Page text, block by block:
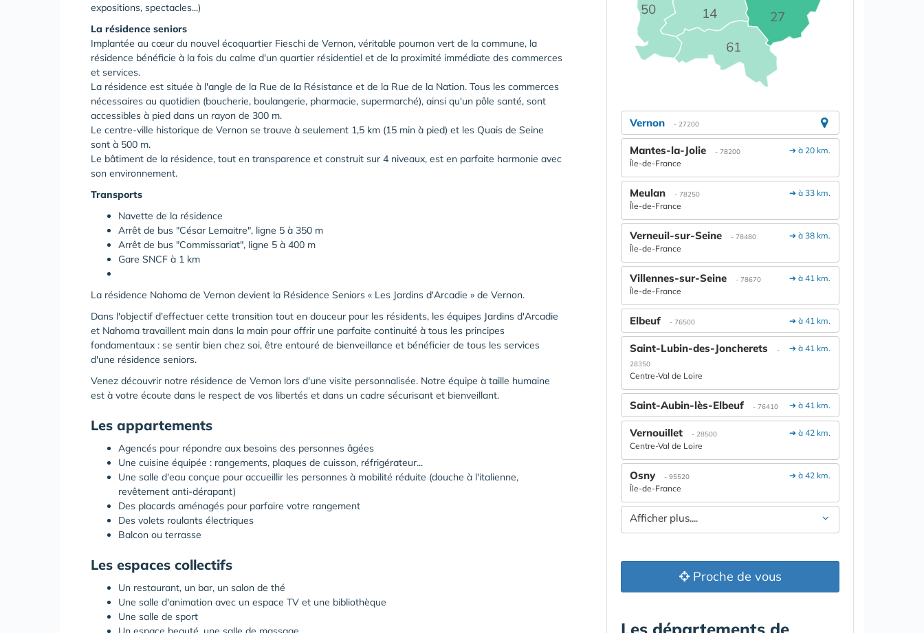
expositions, spectacles...)
La résidence seniors
Implantée au cœur du nouvel écoquartier Fieschi de Vernon, véritable poumon vert de la commune, la
résidence bénéficie à la fois du calme d'un quartier résidentiel et de la proximité immédiate des commerces
et services.
La résidence est située à l'angle de la Rue de la Résistance et de la Rue de la Nation. Tous les commerces
nécessaires au quotidien (boucherie, boulangerie, pharmacie, supermarché), ainsi qu'un pôle santé, sont
accessibles à pied dans un rayon de 300 m.
Le centre-ville historique de Vernon se trouve à seulement 1,5 km (15 min à pied) et les Quais de Seine
sont à 500 m.
Le bâtiment de la résidence, tout en transparence et construit sur 4 niveaux, est en parfaite harmonie avec
son environnement.
Transports
Navette de la résidence
Arrêt de bus "César Lemaitre", ligne 5 à 350 m
Arrêt de bus "Commissariat", ligne 5 à 400 m
Gare SNCF à 1 km
La résidence Nahoma de Vernon devient la Résidence Seniors « Les Jardins d'Arcadie » de Vernon.
Dans l'objectif d'effectuer cette transition tout en douceur pour les résidents, les équipes Jardins d'Arcadie
et Nahoma travaillent main dans la main pour offrir une parfaite continuité à tous les principes
fondamentaux : se sentir bien chez soi, être entouré de bienveillance et bénéficier de tous les services
d'une résidence seniors.
Venez découvrir notre résidence de Vernon lors d'une visite personnalisée. Notre équipe à taille humaine
est à votre écoute dans le respect de vos libertés et dans un cadre sécurisant et bienveillant.
Les appartements
Agencés pour répondre aux besoins des personnes âgées
Une cuisine équipée : rangements, plaques de cuisson, réfrigérateur...
Une salle d'eau conçue pour accueillir les personnes à mobilité réduite (douche à l'italienne,
revêtement anti-dérapant)
Des placards aménagés pour parfaire votre rangement
Des volets roulants électriques
Balcon ou terrasse
Les espaces collectifs
Un restaurant, un bar, un salon de thé
Une salle d'animation avec un espace TV et une bibliothèque
Une salle de sport
14 27
50
61
Vernon - 27200
➔ à 20 km.
Mantes-la-Jolie - 78200
Île-de-France
➔ à 33 km.
Meulan - 78250
Île-de-France
➔ à 38 km.
Verneuil-sur-Seine - 78480
Île-de-France
➔ à 41 km.
Villennes-sur-Seine - 78670
Île-de-France
➔ à 41 km.
Elbeuf - 76500
➔ à 41 km.
Saint-Lubin-des-Joncherets
-
28350
Centre-Val de Loire
➔ à 41 km.
Saint-Aubin-lès-Elbeuf - 76410
➔ à 42 km.
Vernouillet - 28500
Centre-Val de Loire
➔ à 42 km.
Osny - 95520
Île-de-France
Afficher plus....
Proche de vous